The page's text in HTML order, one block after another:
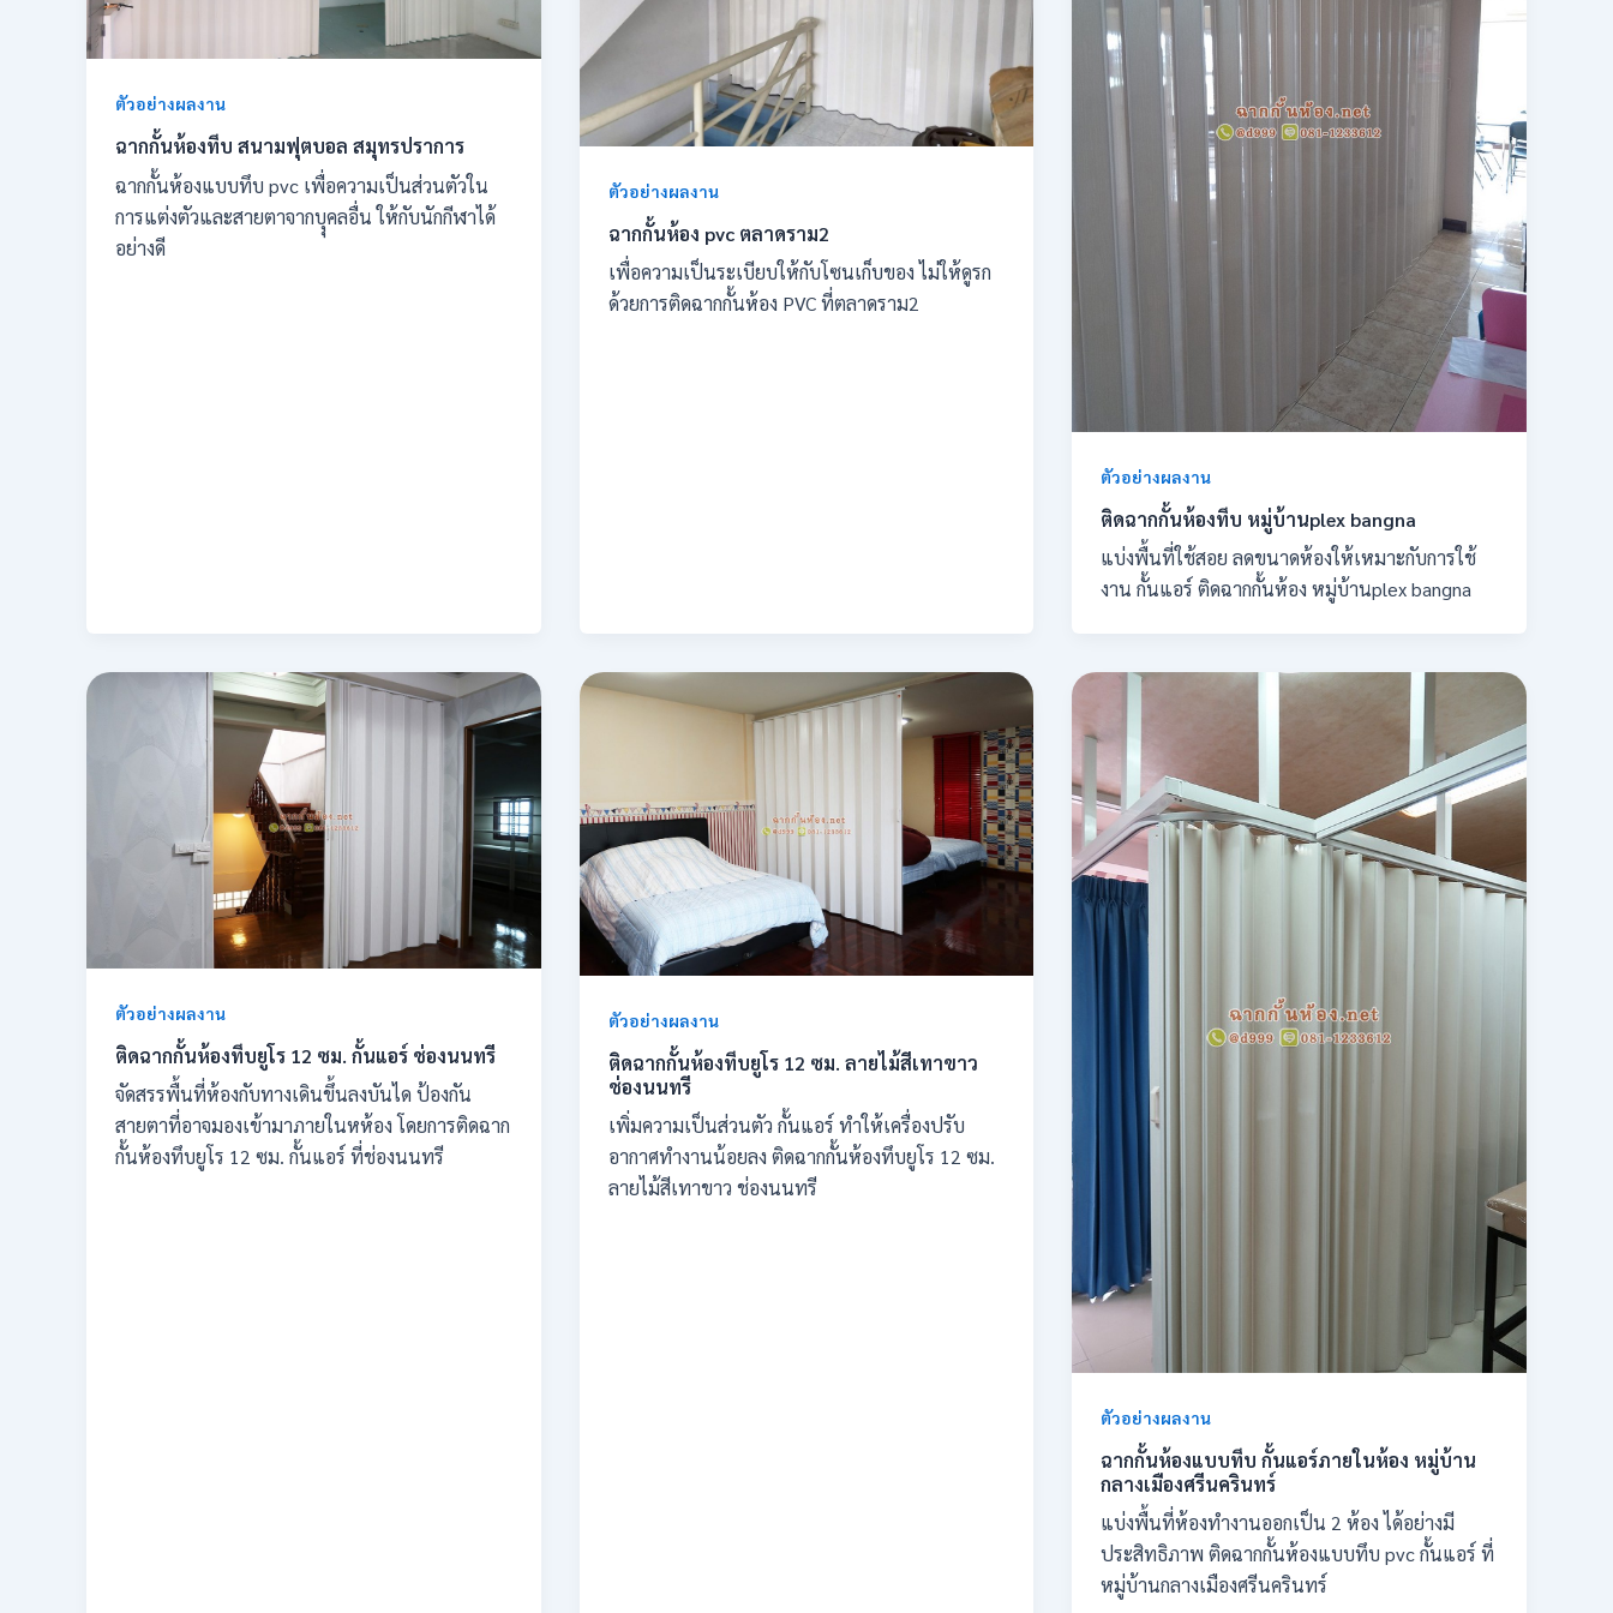
ตัวอย่างผลงาน
ฉากกั้นห้องทึบ สนามฟุตบอล สมุทรปราการ
ฉากกั้นห้องแบบทึบ pvc เพื่อความเป็นส่วนตัวใน
การแต่งตัวและสายตาจากบุุคลอื่น ให้กับนักกีฬาได้
อย่างดี
ตัวอย่างผลงาน
ฉากกั้นห้อง pvc ตลาดราม2
เพื่อความเป็นระเบียบให้กับโซนเก็บของ ไม่ให้ดูรก
ด้วยการติดฉากกั้นห้อง PVC ที่ตลาดราม2
ตัวอย่างผลงาน
ติดฉากกั้นห้องทึบ หมู่บ้านplex bangna
แบ่งพื้นที่ใช้สอย ลดขนาดห้องให้เหมาะกับการใช้
งาน กั้นแอร์ ติดฉากกั้นห้อง หมู่บ้านplex bangna
ตัวอย่างผลงาน
ติดฉากกั้นห้องทึบยูโร 12 ซม. กั้นแอร์ ช่องนนทรี
จัดสรรพื้นที่ห้องกับทางเดินขึ้นลงบันได ป้องกัน
สายตาที่อาจมองเข้ามาภายในหห้อง โดยการติดฉาก
กั้นห้องทึบยูโร 12 ซม. กั้นแอร์ ที่ช่องนนทรี
ตัวอย่างผลงาน
ติดฉากกั้นห้องทึบยูโร 12 ซม. ลายไม้สีเทาขาว
ช่องนนทรี
เพิ่มความเป็นส่วนตัว กั้นแอร์ ทำให้เครื่องปรับ
อากาศทำงานน้อยลง ติดฉากกั้นห้องทึบยูโร 12 ซม.
ลายไม้สีเทาขาว ช่องนนทรี
ตัวอย่างผลงาน
ฉากกั้นห้องแบบทึบ กั้นแอร์ภายในห้อง หมู่บ้าน
กลางเมืองศรีนครินทร์
แบ่งพื้นที่ห้องทำงานออกเป็น 2 ห้อง ได้อย่างมี
ประสิทธิภาพ ติดฉากกั้นห้องแบบทึบ pvc กั้นแอร์ ที่
หมู่บ้านกลางเมืองศรีนครินทร์